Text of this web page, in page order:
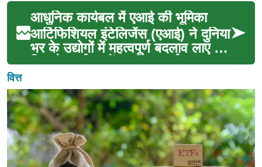
आधुनिक कार्यबल में एआई की भूमिका
आर्टिफिशियल इंटेलिजेंस (एआई) ने दुनिया
भर के उद्योगों में महत्वपूर्ण बदलाव लाए हैं,
जिससे कार्यबल में एक अभूतपूर्व पर...
वित्त